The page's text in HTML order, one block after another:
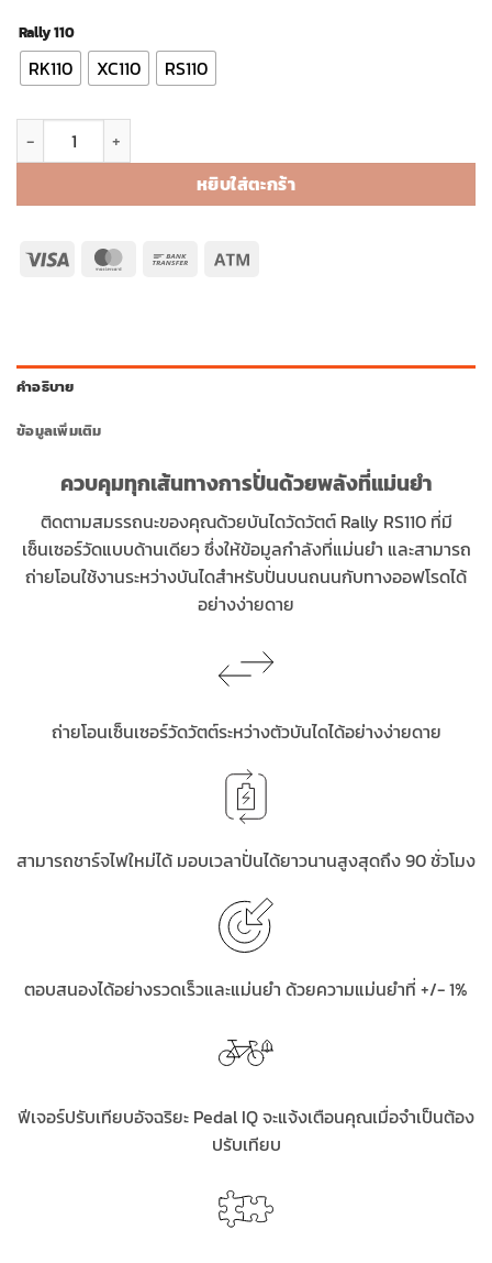
Rally 110
RK110 XC110 RS110
จำนวน Rally 110 ชิ้น
หยิบใส่ตะกร้า
Visa MasterCard
Bank
คำอธิบาย
ข้อมูลเพิ่มเติม
ควบคุมทุกเส้นทางการปั่นด้วยพลังที่แม่นยำ
ติดตามสมรรถนะของคุณด้วยบันไดวัดวัตต์ Rally RS110 ที่มี
เซ็นเซอร์วัดแบบด้านเดียว ซึ่งให้ข้อมูลกำลังที่แม่นยำ และสามารถ
ถ่ายโอนใช้งานระหว่างบันไดสำหรับปั่นบนถนนกับทางออฟโรดได้
อย่างง่ายดาย
ถ่ายโอนเซ็นเซอร์วัดวัตต์ระหว่างตัวบันไดได้อย่างง่ายดาย
สามารถชาร์จไฟใหม่ได้ มอบเวลาปั่นได้ยาวนานสูงสุดถึง 90 ชั่วโมง
ตอบสนองได้อย่างรวดเร็วและแม่นยำ ด้วยความแม่นยำที่ +/- 1%
ฟีเจอร์ปรับเทียบอัจฉริยะ Pedal IQ จะแจ้งเตือนคุณเมื่อจำเป็นต้อง
ปรับเทียบ